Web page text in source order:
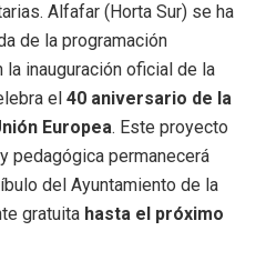
Alfafar (Horta Sur) se ha
de la programación
inauguración oficial de la
el 40 aniversario de la
Europea. Este proyecto
pedagógica permanecerá
del Ayuntamiento de la
gratuita hasta el próximo